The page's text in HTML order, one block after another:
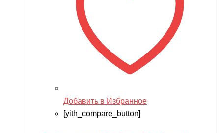
Добавить в Избранное
[yith_compare_button]